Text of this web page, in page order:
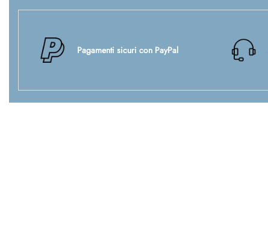
Pagamenti sicuri con PayPal